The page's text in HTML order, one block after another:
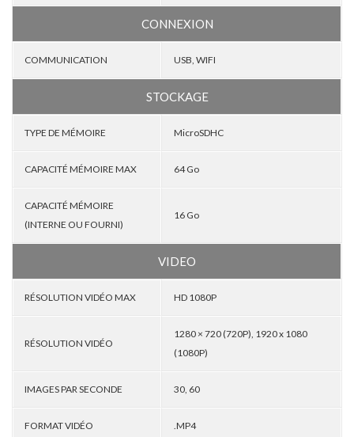
CONNEXION
COMMUNICATION USB, WIFI
STOCKAGE
TYPE DE MÉMOIRE MicroSDHC
CAPACITÉ MÉMOIRE MAX 64 Go
CAPACITÉ MÉMOIRE
(INTERNE OU FOURNI)
16 Go
VIDEO
RÉSOLUTION VIDÉO MAX HD 1080P
RÉSOLUTION VIDÉO
1280 × 720 (720P), 1920 x 1080
(1080P)
IMAGES PAR SECONDE 30, 60
FORMAT VIDÉO .MP4